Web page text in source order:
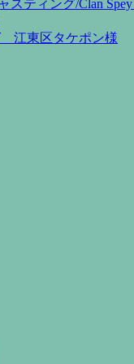
スティング/Clan
江東区タケポン様